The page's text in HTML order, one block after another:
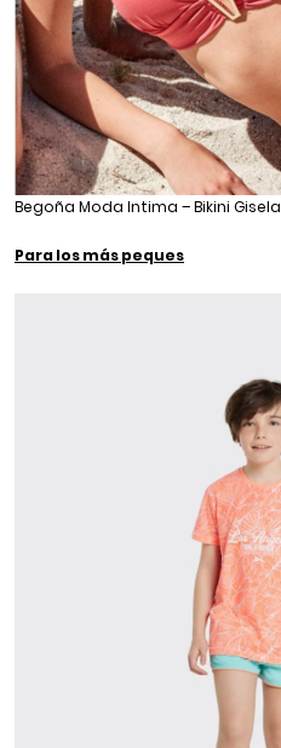
Begoña Moda Intima – Bikini Gisela
Para los más peques